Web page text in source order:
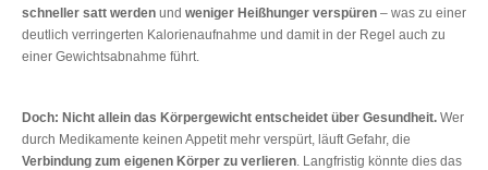
schneller satt werden und weniger Heißhunger verspüren – was zu einer
deutlich verringerten Kalorienaufnahme und damit in der Regel auch zu
einer Gewichtsabnahme führt.
Doch: Nicht allein das Körpergewicht entscheidet über Gesundheit. Wer
durch Medikamente keinen Appetit mehr verspürt, läuft Gefahr, die
Verbindung zum eigenen Körper zu verlieren . Langfristig könnte dies das